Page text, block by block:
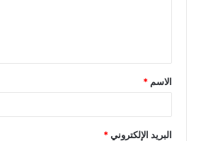
الاسم *
البريد الإلكتروني*